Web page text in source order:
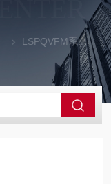
LSPQVFM系列激光扫描投影模组